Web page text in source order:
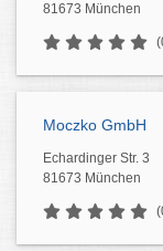
81673 München
Moczko GmbH
Echardinger Str. 3
81673 München